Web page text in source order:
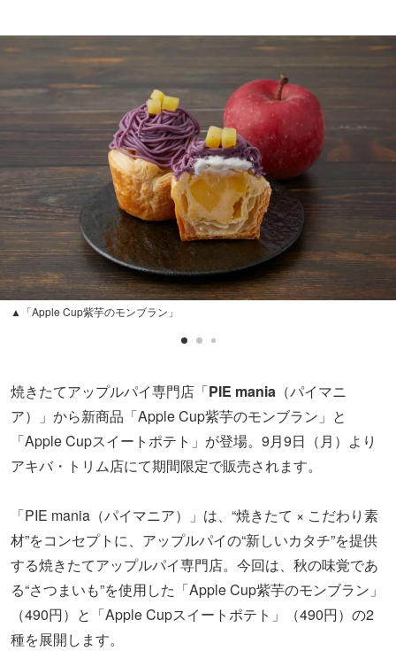
▲「Apple Cup紫芋のモンブラン」
焼きたてアップルパイ専門店「PIE mania （パイマニ
ア）」から新商品「Apple Cup紫芋のモンブラン」と
「Apple Cupスイートポテト」が登場。9月9日（月）より
アキバ・トリム店にて期間限定で販売されます。
「PIE mania（パイマニア）」は、“焼きたて × こだわり素
材”をコンセプトに、アップルパイの“新しいカタチ”を提供
する焼きたてアップルパイ専門店。今回は、秋の味覚であ
る“さつまいも”を使用した「Apple Cup紫芋のモンブラン」
（490円）と「Apple Cupスイートポテト」（490円）の2
種を展開します。